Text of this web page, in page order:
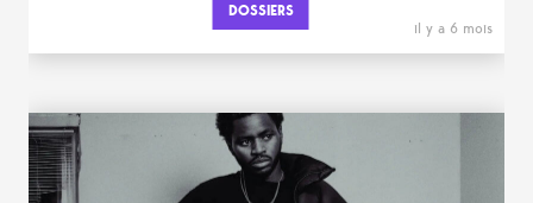
DOSSIERS
il y a 6 mois